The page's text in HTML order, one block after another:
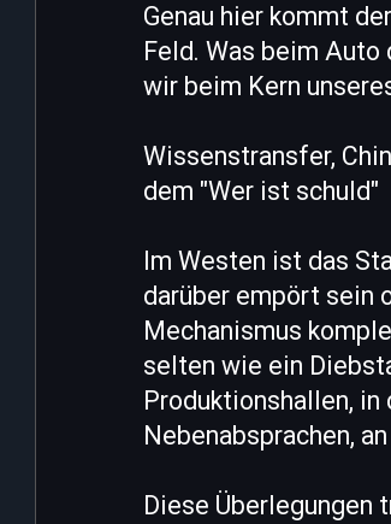
Genau hier kommt
Feld. Was beim
wir beim Kern
Wissenstransfer,
dem "Wer ist schuld"
Im Westen ist das
darüber empört sein
Mechanismus
selten wie ein
Produktionshallen,
Nebenabsprachen,
Diese Überlegungen